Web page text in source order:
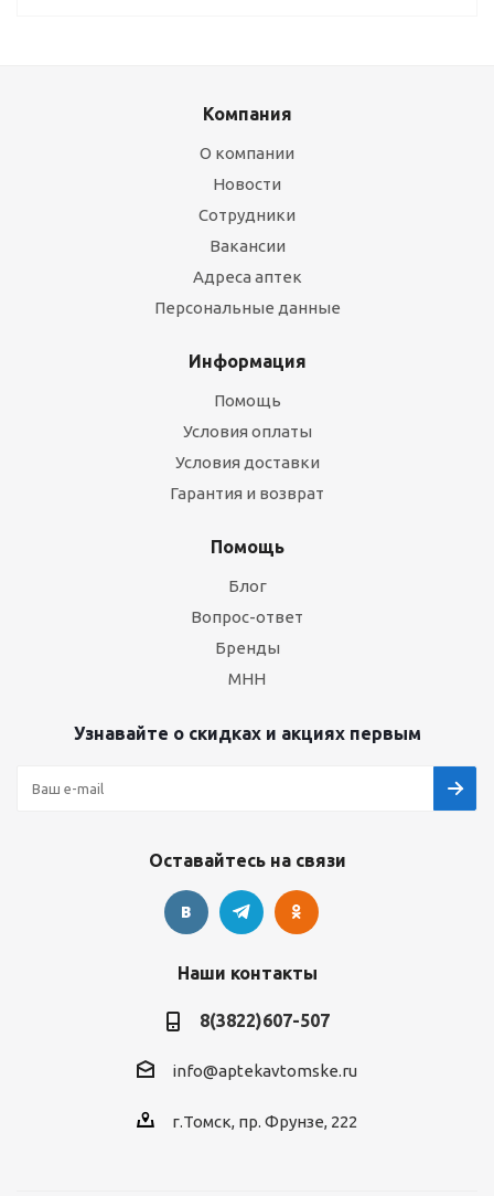
Компания
О компании
Новости
Сотрудники
Вакансии
Адреса аптек
Персональные данные
Информация
Помощь
Условия оплаты
Условия доставки
Гарантия и возврат
Помощь
Блог
Вопрос-ответ
Бренды
МНН
Узнавайте о скидках и акциях первым
Оставайтесь на связи
Наши контакты
8(3822)607-507
info@aptekavtomske.ru
г.Томск, пр. Фрунзе, 222